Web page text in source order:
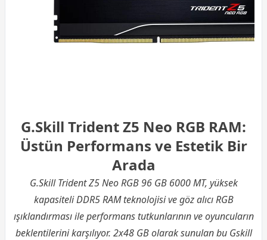
G.Skill Trident Z5 Neo RGB RAM:
Üstün Performans ve Estetik Bir
Arada
G.Skill Trident Z5 Neo RGB 96 GB 6000 MT, yüksek
kapasiteliDDR5RAM teknolojisi ve göz alıcı RGB
ışıklandırması ile performans tutkunlarının ve oyuncuların
beklentilerini karşılıyor. 2x48 GB olarak sunulan bu Gskill